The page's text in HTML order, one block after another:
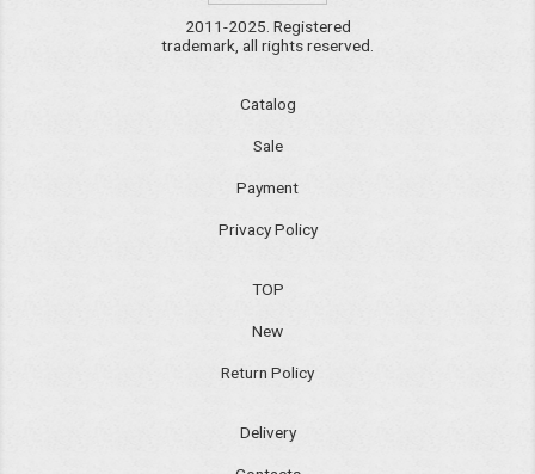
2011-2025. Registered
trademark, all rights reserved.
Catalog
Sale
Payment
Privacy Policy
TOP
New
Return Policy
Delivery